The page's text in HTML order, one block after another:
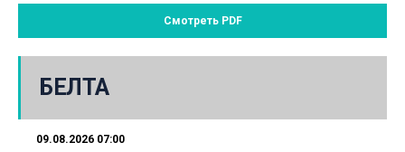
Смотреть PDF
БЕЛТА
09.08.2026 07:00